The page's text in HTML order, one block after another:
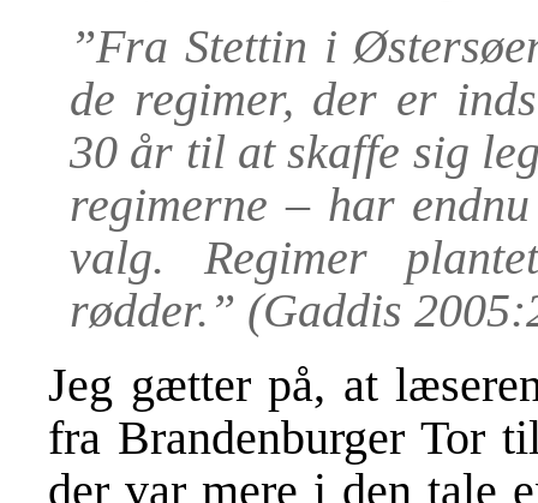
”Fra Stettin i
de regimer, der er
30 år til at skaffe sig
regimerne – har
valg. Regimer
rødder.” (Gaddis
Jeg gætter på, at
fra Brandenburger Tor
der var mere i den tale